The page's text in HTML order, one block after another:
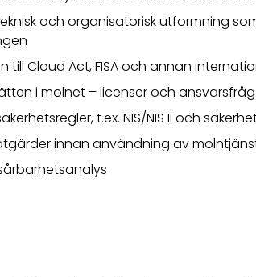
och organisatorisk utformning
till Cloud Act, FISA och annan
i molnet – licenser och
t.ex. NIS/NIS II och
innan användning av